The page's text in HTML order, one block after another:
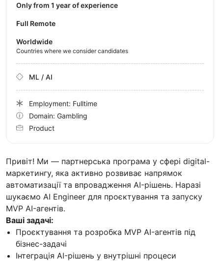
Привіт! Ми — партнерська програма у сфері digital-
маркетингу, яка активно розвиває напрямок
автоматизації та впровадження AI-рішень. Наразі
шукаємо AI Engineer для проєктування та запуску
MVP AI-агентів.
Ваші задачі:
Проєктування та розробка MVP AI-агентів під
бізнес-задачі
Інтеграція AI-рішень у внутрішні процеси
Only from 1 year of experience
Full Remote
Worldwide
Countries where we consider candidates
ML / AI
Employment: Fulltime
Domain: Gambling
Product